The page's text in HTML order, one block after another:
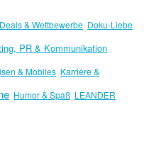
& Wettbewerbe Doku-Liebe
PR & Kommunikation
& Mobiles Karriere &
Humor & Spaß LEANDER